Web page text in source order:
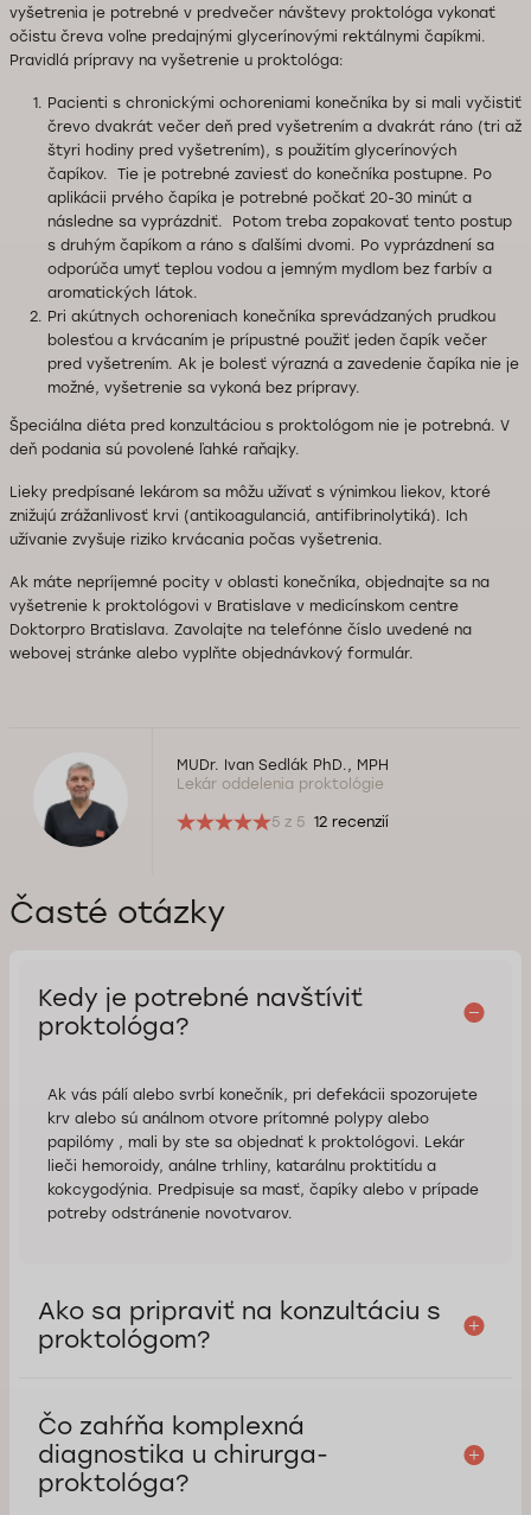
vyšetrenia je potrebné v predvečer návštevy proktológa vykonať
očistu čreva voľne predajnými glycerínovými rektálnymi čapíkmi.
Pravidlá prípravy na vyšetrenie u proktológa:
Pacienti s chronickými ochoreniami konečníka by si mali vyčistiť
črevo dvakrát večer deň pred vyšetrením a dvakrát ráno (tri až
štyri hodiny pred vyšetrením), s použitím glycerínových
čapíkov. Tie je potrebné zaviesť do konečníka postupne. Po
aplikácii prvého čapíka je potrebné počkať 20-30 minút a
následne sa vyprázdniť. Potom treba zopakovať tento postup
s druhým čapíkom a ráno s ďalšími dvomi. Po vyprázdnení sa
odporúča umyť teplou vodou a jemným mydlom bez farbív a
aromatických látok.
Pri akútnych ochoreniach konečníka sprevádzaných prudkou
bolesťou a krvácaním je prípustné použiť jeden čapík večer
pred vyšetrením. Ak je bolesť výrazná a zavedenie čapíka nie je
možné, vyšetrenie sa vykoná bez prípravy.
Špeciálna diéta pred konzultáciou s proktológom nie je potrebná. V
deň podania sú povolené ľahké raňajky.
Lieky predpísané lekárom sa môžu užívať s výnimkou liekov, ktoré
znižujú zrážanlivosť krvi (antikoagulanciá, antifibrinolytiká). Ich
užívanie zvyšuje riziko krvácania počas vyšetrenia.
Ak máte nepríjemné pocity v oblasti konečníka, objednajte sa na
vyšetrenie k proktológovi v Bratislave v medicínskom centre
Doktorpro Bratislava. Zavolajte na telefónne číslo uvedené na
webovej stránke alebo vyplňte objednávkový formulár.
MUDr. Ivan Sedlák PhD., MPH
Lekár oddelenia proktológie
5 z 5 12 recenzií
Časté otázky
Kedy je potrebné navštíviť
proktológa?
Ak vás pálí alebo svrbí konečník, pri defekácii spozorujete
krv alebo sú análnom otvore prítomné polypy alebo
papilómy , mali by ste sa objednať k proktológovi. Lekár
lieči hemoroidy, análne trhliny, katarálnu proktitídu a
kokcygodýnia. Predpisuje sa masť, čapíky alebo v prípade
potreby odstránenie novotvarov.
Ako sa pripraviť na konzultáciu s
proktológom?
Čo zahŕňa komplexná
diagnostika u chirurga-
proktológa?